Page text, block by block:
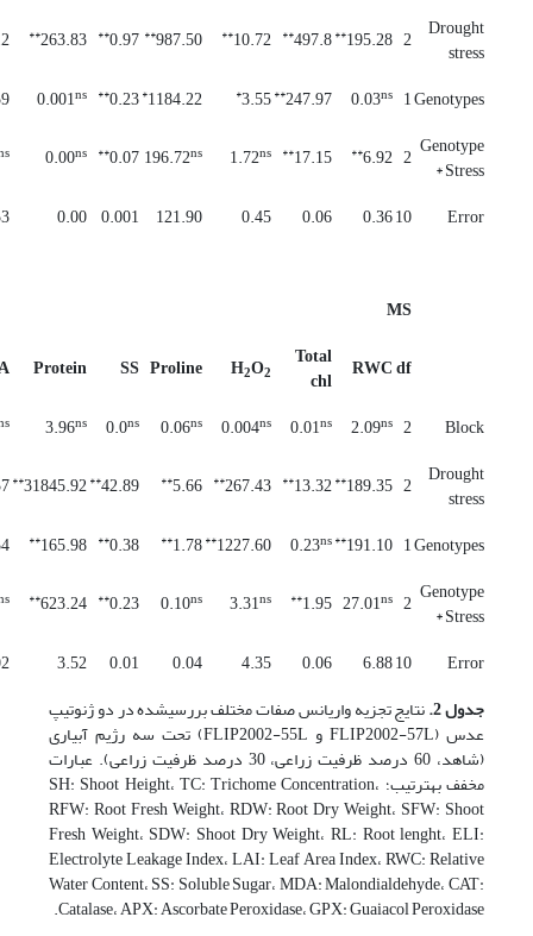
Drought
stress
2
195.28
**
497.8
**
10.72
**
987.50
**
0.97
**
263.83
**
Genotypes
1
0.03ns
247.97
**
3.55
*
1184.22
*
0.23
**
0.001ns
Genotype
* Stress
2
6.92
**
17.15
**
1.72ns
196.72ns
0.07
**
0.00ns
Error
10
0.36
0.06
0.45
121.90
0.001
0.00
MS
df
RWC
Total
chl
H2O2
Proline
SS
Protein
Block
2
2.09ns
0.01ns
0.004ns
0.06ns
0.0ns
3.96ns
Drought
stress
2
189.35
**
13.32
**
267.43
**
5.66
**
42.89
**
31845.92
**
Genotypes
1
191.10
**
0.23ns
1227.60
**
1.78
**
0.38
**
165.98
**
Genotype
* Stress
2
27.01ns
1.95
**
3.31ns
0.10ns
0.23
**
623.24
**
Error
10
6.88
0.06
4.35
0.04
0.01
3.52
جدول 2.
نتایج تجزیه واریانس صفات مختلف بررسی­شده در دو ژنوتیپ
عدس (FLIP2002-57L و FLIP2002-55L) تحت سه رژیم آبیاری
(شاهد، 60 درصد ظرفیت زراعی، 30 درصد ظرفیت زراعی). عبارات
مخفف به­ترتیب؛ SH: Shoot Height، TC: Trichome Concentration،
RFW: Root Fresh Weight، RDW: Root Dry Weight، SFW: Shoot
Fresh Weight، SDW: Shoot Dry Weight، RL: Root lenght، ELI:
Electrolyte Leakage Index، LAI: Leaf Area Index، RWC: Relative
Water Content، SS: Soluble Sugar، MDA: Malondialdehyde، CAT:
Catalase، APX: Ascorbate Peroxidase، GPX: Guaiacol Peroxidase.